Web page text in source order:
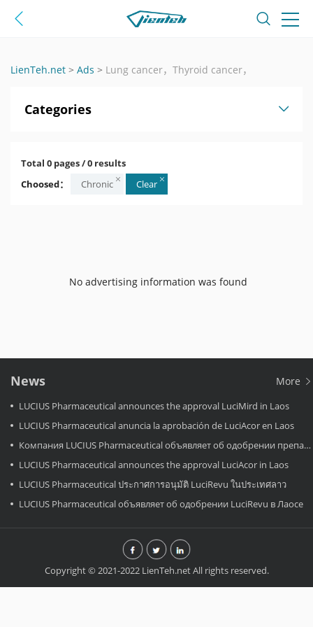
LienTeh.net > Ads > Lung cancer，Thyroid cancer，
Categories
Total 0 pages / 0 results
Choosed：
Chronic Clear
No advertising information was found
News More
LUCIUS Pharmaceutical announces the approval LuciMird in Laos
LUCIUS Pharmaceutical anuncia la aprobación de LuciAcor en Laos
Компания LUCIUS Pharmaceutical объявляет об одобрении препарата LuciAcor в Лаосе.
LUCIUS Pharmaceutical announces the approval LuciAcor in Laos
LUCIUS Pharmaceutical ประกาศการอนุมัติ LuciRevu ในประเทศลาว
LUCIUS Pharmaceutical объявляет об одобрении LuciRevu в Лаосе
Copyright © 2021-2022 LienTeh.net All rights reserved.